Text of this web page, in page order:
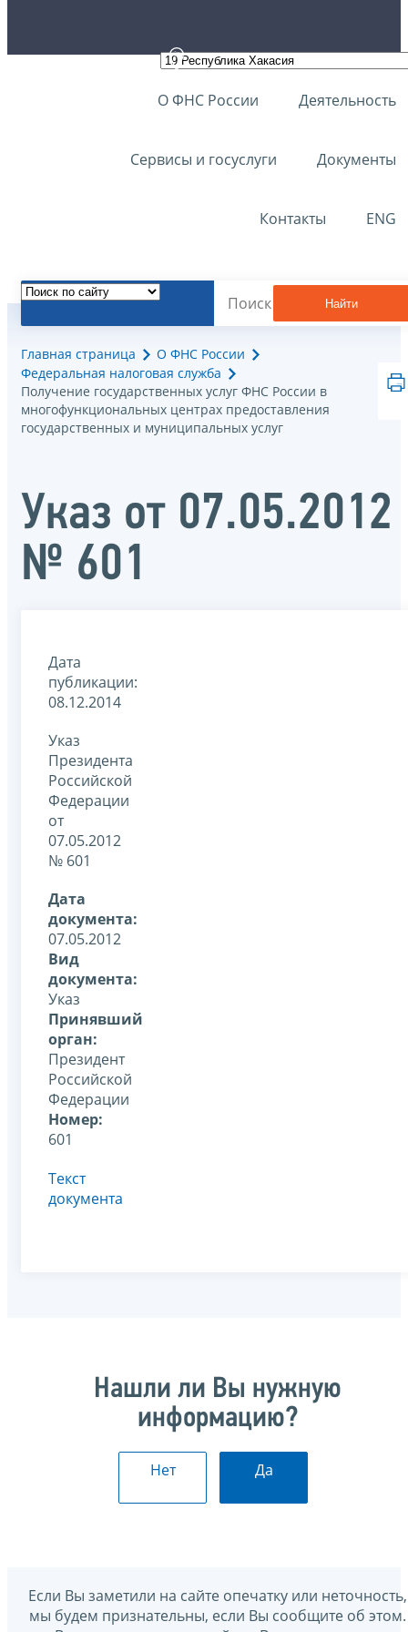
О ФНС России Деятельность
Сервисы и госуслуги Документы
Контакты ENG
Найти
Главная страница
О ФНС России
Федеральная налоговая служба
Получение государственных услуг ФНС России в
многофункциональных центрах предоставления
государственных и муниципальных услуг
Указ от 07.05.2012
№ 601
Дата
публикации:
08.12.2014
Указ
Президента
Российской
Федерации
от
07.05.2012
№ 601
Дата
документа:
07.05.2012
Вид
документа:
Указ
Принявший
орган:
Президент
Российской
Федерации
Номер:
601
Текст
документа
Нашли ли Вы нужную
информацию?
Нет Да
Если Вы заметили на сайте опечатку или неточность,
мы будем признательны, если Вы сообщите об этом.